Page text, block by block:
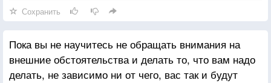
Сохранить
Пока вы не научитесь не обращать внимания на
внешние обстоятельства и делать то, что вам надо
делать, не зависимо ни от чего, вас так и будут